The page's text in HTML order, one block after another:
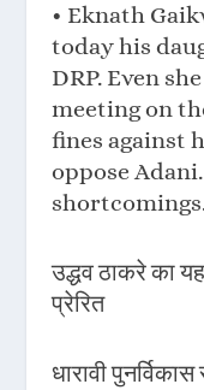
• Eknath
today his
DRP. Even
meeting on
fines against
oppose
उद्धव ठाकरे का यह
प्रेरित
धारावी